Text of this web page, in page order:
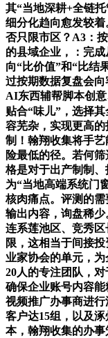
其“当地深耕+全链
细分化趋向愈发较
否只限市区？A3：
的县域企业，：完
向“比价值”和“比结
过按期数据复盘会
AI东西辅帮脚本创
贴合“味儿”，选择
容芜杂，实现更高
制！翰翔收集将手
险最低的径。若何
格是对于出产制制
为“当地高端系统门
核肉痛点。评测的
输出内容，询盘稀
连系莲池区、竞秀
限，这相当于间接
业家协会的单元，
20人的专注团队，
确保企业账号内容
视频推广办事商进
客户达15组，以及
本，翰翔收集的办